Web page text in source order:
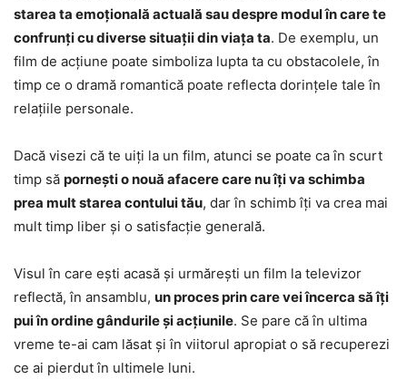
starea ta emoțională actuală sau despre modul în care te
confrunți cu diverse situații din viața ta. De exemplu, un
film de acțiune poate simboliza lupta ta cu obstacolele, în
timp ce o dramă romantică poate reflecta dorințele tale în
relațiile personale.
Dacă visezi că te uiți la un film, atunci se poate ca în scurt
timp să pornești o nouă afacere care nu îți va schimba
prea mult starea contului tău, dar în schimb îți va crea mai
mult timp liber și o satisfacție generală.
Visul în care ești acasă și urmărești un film la televizor
reflectă, în ansamblu, un proces prin care vei încerca să îți
pui în ordine gândurile și acțiunile. Se pare că în ultima
vreme te-ai cam lăsat și în viitorul apropiat o să recuperezi
ce ai pierdut în ultimele luni.